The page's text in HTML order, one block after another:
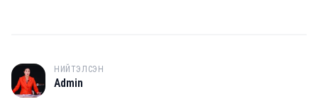
A
НИЙТЭЛСЭН
Admin